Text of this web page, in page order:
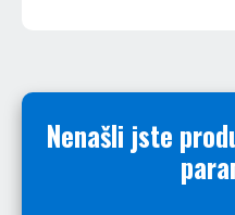
Nenašli jste